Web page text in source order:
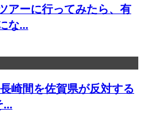
アーに行ってみたら、有
な...
崎間を佐賀県が反対する
...